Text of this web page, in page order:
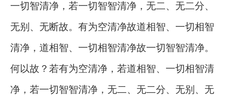
一切智清净，若一切智智清净，无二、无二分、
无别、无断故。有为空清净故道相智、一切相智
清净，道相智、一切相智清净故一切智智清净。
何以故？若有为空清净，若道相智、一切相智清
净，若一切智智清净，无二、无二分、无别、无